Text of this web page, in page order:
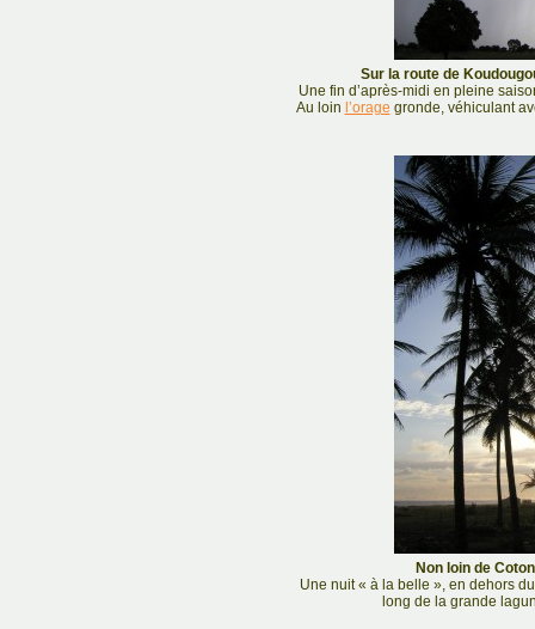
Sur la route de
Une fin d’après-midi en pleine
Au loin l’orage gronde, véhiculant
Non loin de
Une nuit « à la belle », en dehors
long de la grande